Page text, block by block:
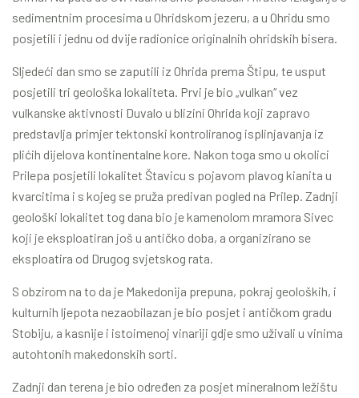
sedimentnim procesima u Ohridskom jezeru, a u Ohridu smo
posjetili i jednu od dvije radionice originalnih ohridskih bisera.
Sljedeći dan smo se zaputili iz Ohrida prema Štipu, te usput
posjetili tri geološka lokaliteta. Prvi je bio „vulkan“ vez
vulkanske aktivnosti Duvalo u blizini Ohrida koji zapravo
predstavlja primjer tektonski kontroliranog isplinjavanja iz
plićih dijelova kontinentalne kore. Nakon toga smo u okolici
Prilepa posjetili lokalitet Štavicu s pojavom plavog kianita u
kvarcitima i s kojeg se pruža predivan pogled na Prilep. Zadnji
geološki lokalitet tog dana bio je kamenolom mramora Sivec
koji je eksploatiran još u antičko doba, a organizirano se
eksploatira od Drugog svjetskog rata.
S obzirom na to da je Makedonija prepuna, pokraj geoloških, i
kulturnih ljepota nezaobilazan je bio posjet i antičkom gradu
Stobiju, a kasnije i istoimenoj vinariji gdje smo uživali u vinima
autohtonih makedonskih sorti.
Zadnji dan terena je bio određen za posjet mineralnom ležištu